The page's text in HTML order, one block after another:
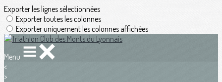
Exporter les lignes sélectionnées
Exporter toutes les colonnes
Exporter uniquement les colonnes affichées
Menu
<
>